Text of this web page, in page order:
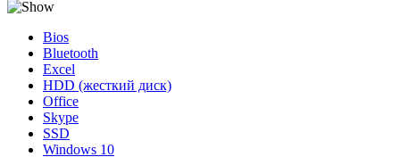
Bios
Bluetooth
Excel
HDD (жесткий диск)
Office
Skype
SSD
Windows 10